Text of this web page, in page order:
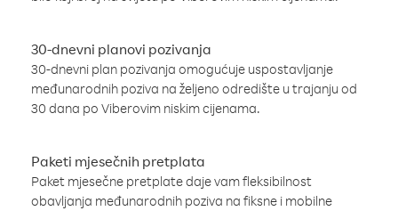
30-dnevni planovi pozivanja
30-dnevni plan pozivanja omogućuje uspostavljanje
međunarodnih poziva na željeno odredište u trajanju od
30 dana po Viberovim niskim cijenama.
Paketi mjesečnih pretplata
Paket mjesečne pretplate daje vam fleksibilnost
obavljanja međunarodnih poziva na fiksne i mobilne